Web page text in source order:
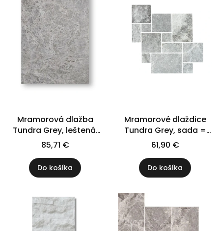
Mramorová dlažba
Tundra Grey, leštená,
90x60x1,5 cm
85,71 €
Do košíka
Mramorové dlaždice
Tundra Grey, sada =
0,742 m2
61,90 €
Do košíka